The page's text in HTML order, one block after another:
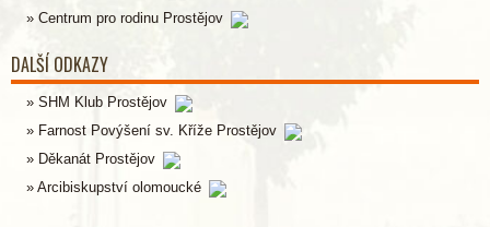
Centrum pro rodinu Prostějov
DALŠÍ ODKAZY
SHM Klub Prostějov
Farnost Povýšení sv. Kříže Prostějov
Děkanát Prostějov
Arcibiskupství olomoucké